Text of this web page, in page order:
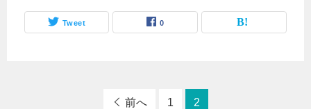
Tweet 0
前へ 1 2